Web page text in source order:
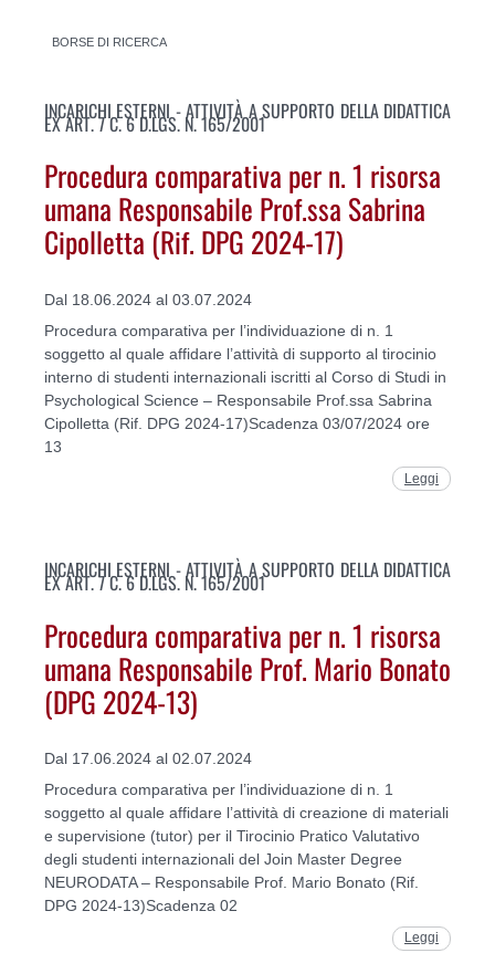
BORSE DI RICERCA
INCARICHI ESTERNI - ATTIVITÀ A SUPPORTO DELLA DIDATTICA
EX ART. 7 C. 6 D.LGS. N. 165/2001
Procedura comparativa per n. 1 risorsa
umana Responsabile Prof.ssa Sabrina
Cipolletta (Rif. DPG 2024-17)
Dal 18.06.2024 al 03.07.2024
Procedura comparativa per l’individuazione di n. 1
soggetto al quale affidare l’attività di supporto al tirocinio
interno di studenti internazionali iscritti al Corso di Studi in
Psychological Science – Responsabile Prof.ssa Sabrina
Cipolletta (Rif. DPG 2024-17)Scadenza 03/07/2024 ore
13
Leggi
INCARICHI ESTERNI - ATTIVITÀ A SUPPORTO DELLA DIDATTICA
EX ART. 7 C. 6 D.LGS. N. 165/2001
Procedura comparativa per n. 1 risorsa
umana Responsabile Prof. Mario Bonato
(DPG 2024-13)
Dal 17.06.2024 al 02.07.2024
Procedura comparativa per l’individuazione di n. 1
soggetto al quale affidare l’attività di creazione di materiali
e supervisione (tutor) per il Tirocinio Pratico Valutativo
degli studenti internazionali del Join Master Degree
NEURODATA – Responsabile Prof. Mario Bonato (Rif.
DPG 2024-13)Scadenza 02
Leggi